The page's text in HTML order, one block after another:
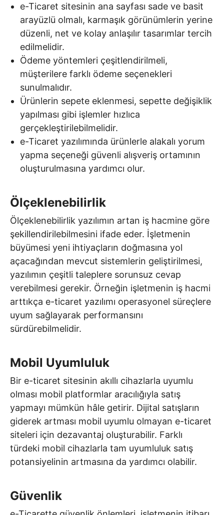
e-Ticaret sitesinin ana sayfası sade ve basit
arayüzlü olmalı, karmaşık görünümlerin yerine
düzenli, net ve kolay anlaşılır tasarımlar tercih
edilmelidir.
Ödeme yöntemleri çeşitlendirilmeli,
müşterilere farklı ödeme seçenekleri
sunulmalıdır.
Ürünlerin sepete eklenmesi, sepette değişiklik
yapılması gibi işlemler hızlıca
gerçekleştirilebilmelidir.
e-Ticaret yazılımında ürünlerle alakalı yorum
yapma seçeneği güvenli alışveriş ortamının
oluşturulmasına yardımcı olur.
Ölçeklenebilirlik
Ölçeklenebilirlik yazılımın artan iş hacmine göre
şekillendirilebilmesini ifade eder. İşletmenin
büyümesi yeni ihtiyaçların doğmasına yol
açacağından mevcut sistemlerin geliştirilmesi,
yazılımın çeşitli taleplere sorunsuz cevap
verebilmesi gerekir. Örneğin işletmenin iş hacmi
arttıkça e-ticaret yazılımı operasyonel süreçlere
uyum sağlayarak performansını
sürdürebilmelidir.
Mobil Uyumluluk
Bir e-ticaret sitesinin akıllı cihazlarla uyumlu
olması mobil platformlar aracılığıyla satış
yapmayı mümkün hâle getirir. Dijital satışların
giderek artması mobil uyumlu olmayan e-ticaret
siteleri için dezavantaj oluşturabilir. Farklı
türdeki mobil cihazlarla tam uyumluluk satış
potansiyelinin artmasına da yardımcı olabilir.
Güvenlik